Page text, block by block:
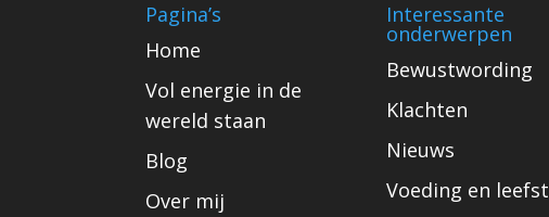
Pagina’s
Home
Vol energie in de
wereld staan
Blog
Over mij
Interessante
onderwerpen
Bewustwording
Klachten
Nieuws
Voeding en